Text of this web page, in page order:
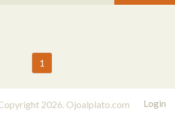
1
2026. Ojoalplato.com Login